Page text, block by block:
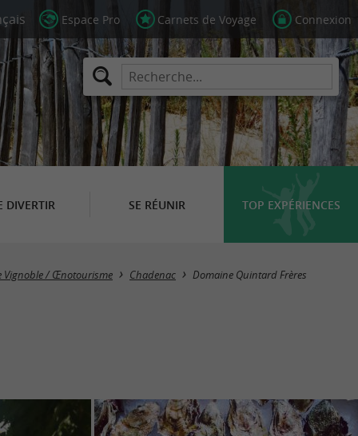
Espace Pro Carnets de Voyage Connexion
DIVERTIR SE RÉUNIR TOP EXPÉRIENCES
Vignoble / Œnotourisme Chadenac Domaine Quintard Frères